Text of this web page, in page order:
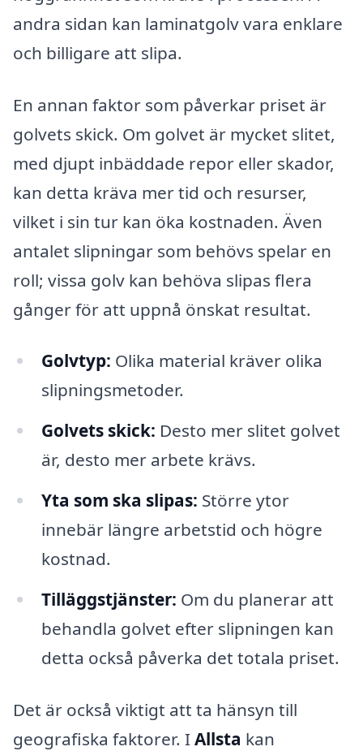
andra sidan kan laminatgolv vara enklare
och billigare att slipa.
En annan faktor som påverkar priset är
golvets skick. Om golvet är mycket slitet,
med djupt inbäddade repor eller skador,
kan detta kräva mer tid och resurser,
vilket i sin tur kan öka kostnaden. Även
antalet slipningar som behövs spelar en
roll; vissa golv kan behöva slipas flera
gånger för att uppnå önskat resultat.
Golvtyp: Olika material kräver olika
slipningsmetoder.
Golvets skick: Desto mer slitet golvet
är, desto mer arbete krävs.
Yta som ska slipas: Större ytor
innebär längre arbetstid och högre
kostnad.
Tilläggstjänster: Om du planerar att
behandla golvet efter slipningen kan
detta också påverka det totala priset.
Det är också viktigt att ta hänsyn till
geografiska faktorer. IAllsta kan